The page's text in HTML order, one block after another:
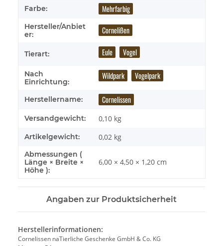
Farbe: Mehrfarbig
Hersteller/Anbiet
er:
Cornelißen
Tierart: Eule Vogel
Nach
Einrichtung:
Wildpark Vogelpark
Herstellername: Cornelissen
Versandgewicht: 0,10 kg
Artikelgewicht: 0,02 kg
Abmessungen (
Länge × Breite ×
Höhe ):
6,00 × 4,50 × 1,20 cm
Angaben zur Produktsicherheit
Herstellerinformationen:
Cornelissen naTierliche Geschenke GmbH & Co. KG